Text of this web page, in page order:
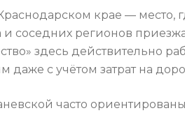
крае — место,
и соседних регионов
здесь действительно
даже с учётом затрат на
часто